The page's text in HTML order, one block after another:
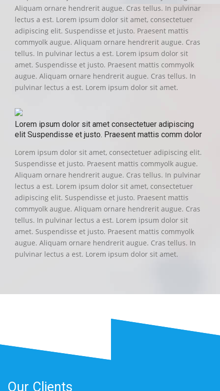
Aliquam ornare hendrerit augue. Cras tellus. In pulvinar
lectus a est. Lorem ipsum dolor sit amet, consectetuer
adipiscing elit. Suspendisse et justo. Praesent mattis
commyolk augue. Aliquam ornare hendrerit augue. Cras
tellus. In pulvinar lectus a est. Lorem ipsum dolor sit
amet. Suspendisse et justo. Praesent mattis commyolk
augue. Aliquam ornare hendrerit augue. Cras tellus. In
pulvinar lectus a est. Lorem ipsum dolor sit amet.
Lorem ipsum dolor sit amet consectetuer adipiscing
elit Suspendisse et justo. Praesent mattis comm dolor
Lorem ipsum dolor sit amet, consectetuer adipiscing elit.
Suspendisse et justo. Praesent mattis commyolk augue.
Aliquam ornare hendrerit augue. Cras tellus. In pulvinar
lectus a est. Lorem ipsum dolor sit amet, consectetuer
adipiscing elit. Suspendisse et justo. Praesent mattis
commyolk augue. Aliquam ornare hendrerit augue. Cras
tellus. In pulvinar lectus a est. Lorem ipsum dolor sit
amet. Suspendisse et justo. Praesent mattis commyolk
augue. Aliquam ornare hendrerit augue. Cras tellus. In
pulvinar lectus a est. Lorem ipsum dolor sit amet.
Our Clients